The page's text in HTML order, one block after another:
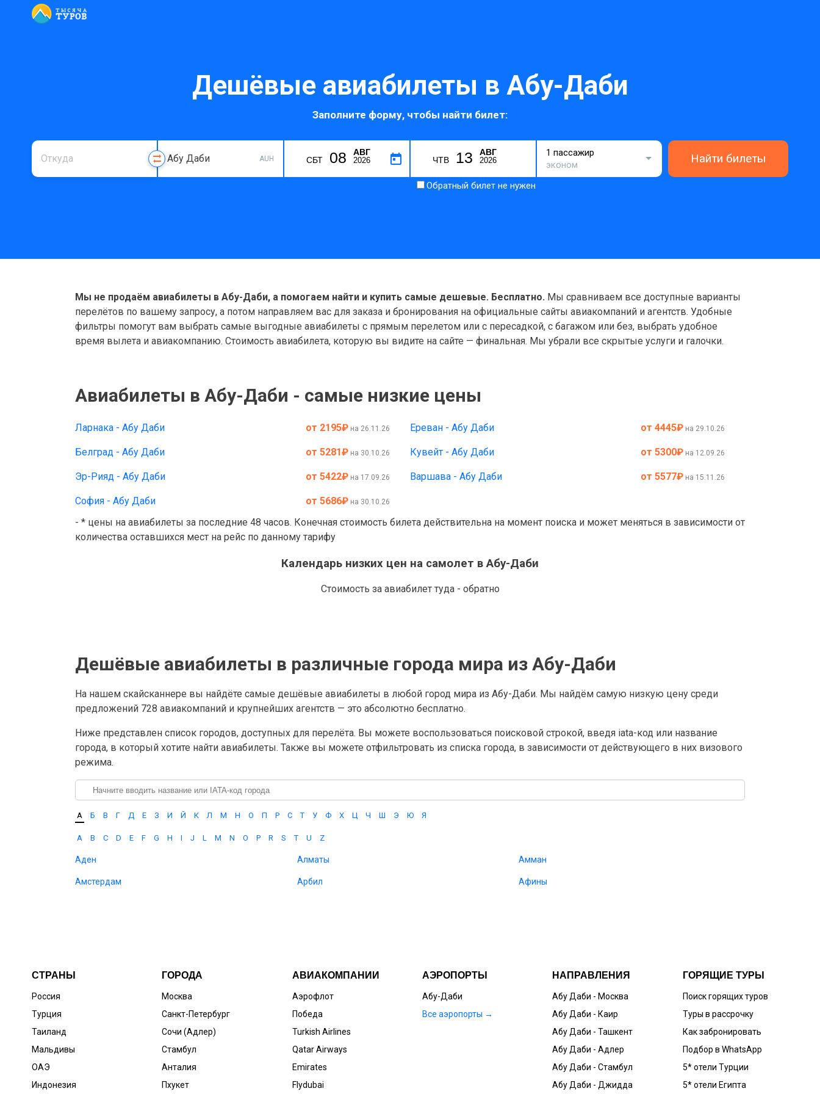
Дешёвые авиабилеты в Абу-Даби
Заполните форму, чтобы найти билет:
AUH СБТ 08 АВГ
2026 ЧТВ 13 АВГ
2026
1 пассажир
эконом
Найти билеты
Обратный билет не нужен
Мы не продаём авиабилеты в Абу-Даби, а помогаем найти и купить самые дешевые. Бесплатно. Мы сравниваем все доступные варианты
перелётов по вашему запросу, а потом направляем вас для заказа и бронирования на официальные сайты авиакомпаний и агентств. Удобные
фильтры помогут вам выбрать самые выгодные авиабилеты с прямым перелетом или с пересадкой, с багажом или без, выбрать удобное
время вылета и авиакомпанию. Стоимость авиабилета, которую вы видите на сайте — финальная. Мы убрали все скрытые услуги и галочки.
Авиабилеты в Абу-Даби - самые низкие цены
Ларнака - Абу Даби от 2195₽ на 26.11.26 Ереван - Абу Даби от 4445₽ на 29.10.26
Белград - Абу Даби от 5281₽ на 30.10.26 Кувейт - Абу Даби от 5300₽ на 12.09.26
Эр-Рияд - Абу Даби от 5422₽ на 17.09.26 Варшава - Абу Даби от 5577₽ на 15.11.26
София - Абу Даби от 5686₽ на 30.10.26
- * цены на авиабилеты за последние 48 часов. Конечная стоимость билета действительна на момент поиска и может меняться в зависимости от
количества оставшихся мест на рейс по данному тарифу
Календарь низких цен на самолет в Абу-Даби
Стоимость за авиабилет туда - обратно
Дешёвые авиабилеты в различные города мира из Абу-Даби
На нашем скайсканнере вы найдёте самые дешёвые авиабилеты в любой город мира из Абу-Даби. Мы найдём самую низкую цену среди
предложений 728 авиакомпаний и крупнейших агентств — это абсолютно бесплатно.
Ниже представлен список городов, доступных для перелёта. Вы можете воспользоваться поисковой строкой, введя iata-код или название
города, в который хотите найти авиабилеты. Также вы можете отфильтровать из списка города, в зависимости от действующего в них визового
режима.
А Б В Г Д Е З И Й К Л М Н О П Р С Т У Ф Х Ц Ч Ш Э Ю Я
A B C D E F G H I J L M N O P R S T U Z
Аден Алматы Амман
Амстердам Арбил Афины
СТРАНЫ
Россия
Турция
Таиланд
Мальдивы
ОАЭ
Индонезия
ГОРОДА
Москва
Санкт-Петербург
Сочи (Адлер)
Стамбул
Анталия
Пхукет
АВИАКОМПАНИИ
Аэрофлот
Победа
Turkish Airlines
Qatar Airways
Emirates
Flydubai
АЭРОПОРТЫ
Абу-Даби
Все аэропорты →
НАПРАВЛЕНИЯ
Абу Даби - Москва
Абу Даби - Каир
Абу Даби - Ташкент
Абу Даби - Адлер
Абу Даби - Стамбул
Абу Даби - Джидда
ГОРЯЩИЕ ТУРЫ
Поиск горящих туров
Туры в рассрочку
Как забронировать
Подбор в WhatsApp
5* отели Турции
5* отели Египта